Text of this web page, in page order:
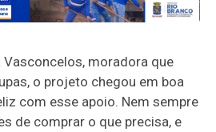
Vasconcelos, moradora que
o projeto chegou em boa
com esse apoio. Nem sempre
de comprar o que precisa, e